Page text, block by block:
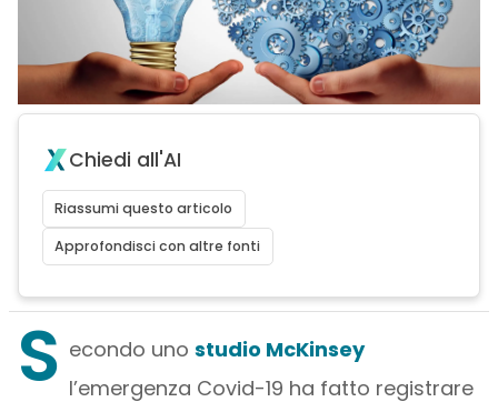
Chiedi all'AI
Riassumi questo articolo
Approfondisci con altre fonti
S econdo uno studio McKinsey
l’emergenza Covid-19 ha fatto registrare